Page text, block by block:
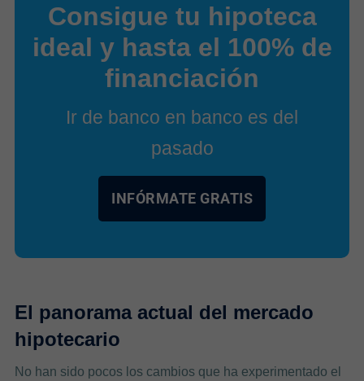
Consigue tu hipoteca
ideal y hasta el 100% de
financiación
Ir de banco en banco es del
pasado
INFÓRMATE GRATIS
El panorama actual del mercado
hipotecario
No han sido pocos los cambios que ha experimentado el